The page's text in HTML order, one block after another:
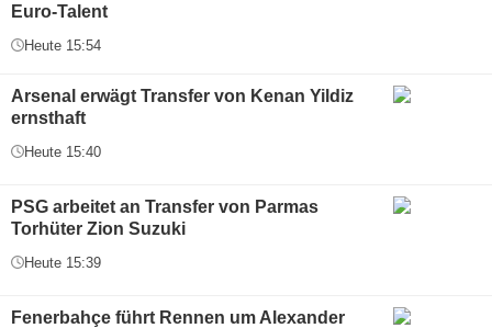
Euro-Talent
Heute 15:54
Arsenal erwägt Transfer von Kenan Yildiz
ernsthaft
Heute 15:40
PSG arbeitet an Transfer von Parmas
Torhüter Zion Suzuki
Heute 15:39
Fenerbahçe führt Rennen um Alexander